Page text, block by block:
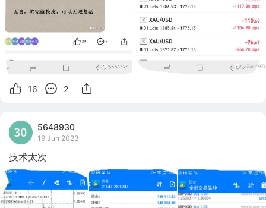
16 2
5648930
19 Jun 2023
技术太次